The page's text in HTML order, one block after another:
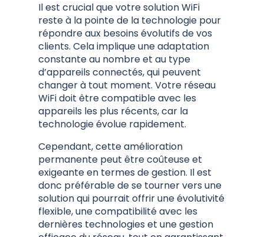
Il est crucial que votre solution WiFi
reste à la pointe de la technologie pour
répondre aux besoins évolutifs de vos
clients. Cela implique une adaptation
constante au nombre et au type
d’appareils connectés, qui peuvent
changer à tout moment. Votre réseau
WiFi doit être compatible avec les
appareils les plus récents, car la
technologie évolue rapidement.
Cependant, cette amélioration
permanente peut être coûteuse et
exigeante en termes de gestion. Il est
donc préférable de se tourner vers une
solution qui pourrait offrir une évolutivité
flexible, une compatibilité avec les
dernières technologies et une gestion